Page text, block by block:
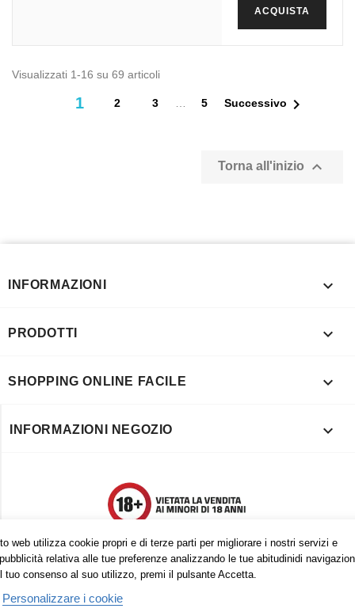
ACQUISTA
Visualizzati 1-16 su 69 articoli
1 2 3 … 5 Successivo 
Torna all'inizio 
web utilizza cookie propri e di terze parti per migliorare i nostri servizi e
relativa alle tue preferenze analizzando le tue abitudinidi
tuo consenso al suo utilizzo, premi il pulsante Accetta.
Personalizzare i cookie
INFORMAZIONI 
PRODOTTI 
SHOPPING ONLINE FACILE 
INFORMAZIONI NEGOZIO 